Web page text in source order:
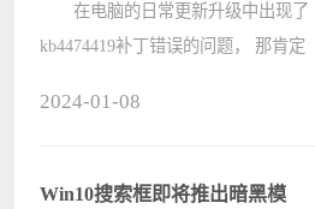
在电脑的日常更新升级中出现了
kb4474419补丁错误的问题， 那肯定
吧。 kb4474419补丁怎么安装：
2024-01-08
Win10搜索框即将推出暗黑模